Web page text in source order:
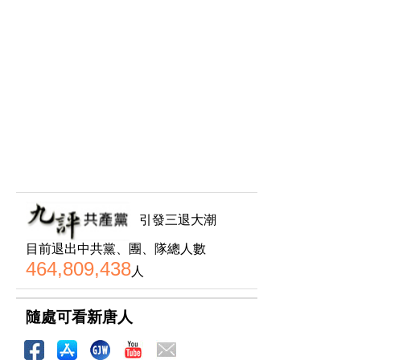
引發三退大潮
目前退出中共黨、團、隊總人數
464,809,438人
隨處可看新唐人